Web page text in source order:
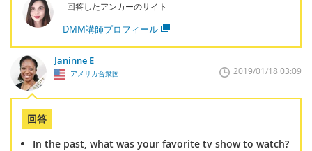
回答したアンカーのサイト
DMM講師プロフィール
Janinne E
アメリカ合衆国 2019/01/18 03:09
回答
In the past, what was your favorite tv show to watch?